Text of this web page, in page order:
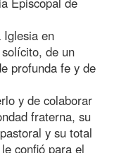
Iglesia en
de un
profunda fe y de
y de colaborar
fraterna, su
y su total
confió para el